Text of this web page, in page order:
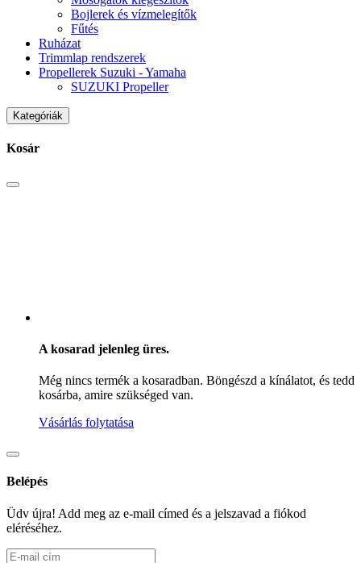
Bojlerek és vízmelegítők
Fűtés
Ruházat
Trimmlap rendszerek
Propellerek Suzuki - Yamaha
SUZUKI Propeller
Kategóriák
Kosár
A kosarad jelenleg üres.
Még nincs termék a kosaradban. Böngészd a kínálatot, és tedd
kosárba, amire szükséged van.
Vásárlás folytatása
Belépés
Üdv újra! Add meg az e-mail címed és a jelszavad a fiókod
eléréséhez.